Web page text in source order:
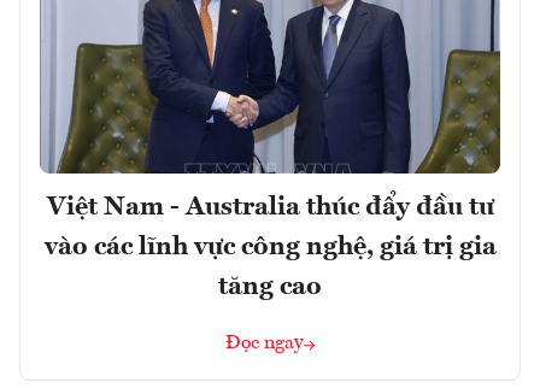
Việt Nam - Australia thúc đẩy đầu tư
vào các lĩnh vực công nghệ, giá trị gia
tăng cao
Đọc ngay